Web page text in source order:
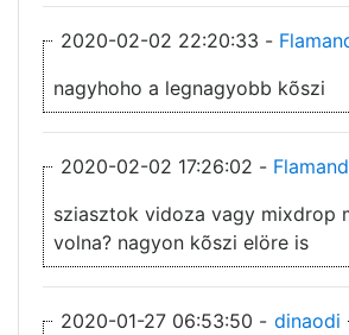
2020-02-02 22:20:33 -
nagyhoho a legnagyobb kõszi
2020-02-02 17:26:02 - Flamand
sziasztok vidoza vagy mixdrop
volna? nagyon kõszi elöre is
2020-01-27 06:53:50 - dinaodi